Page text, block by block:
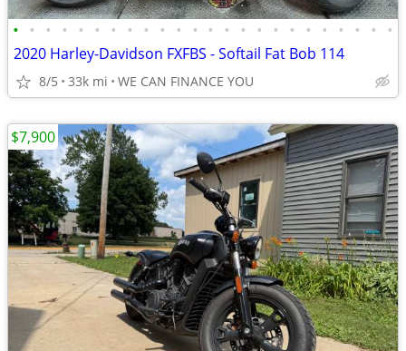
• • • • • • • • • • • • • • • • • • • • • • • •
2020 Harley-Davidson FXFBS - Softail Fat Bob 114
8/5 33k mi WE CAN FINANCE YOU
$7,900